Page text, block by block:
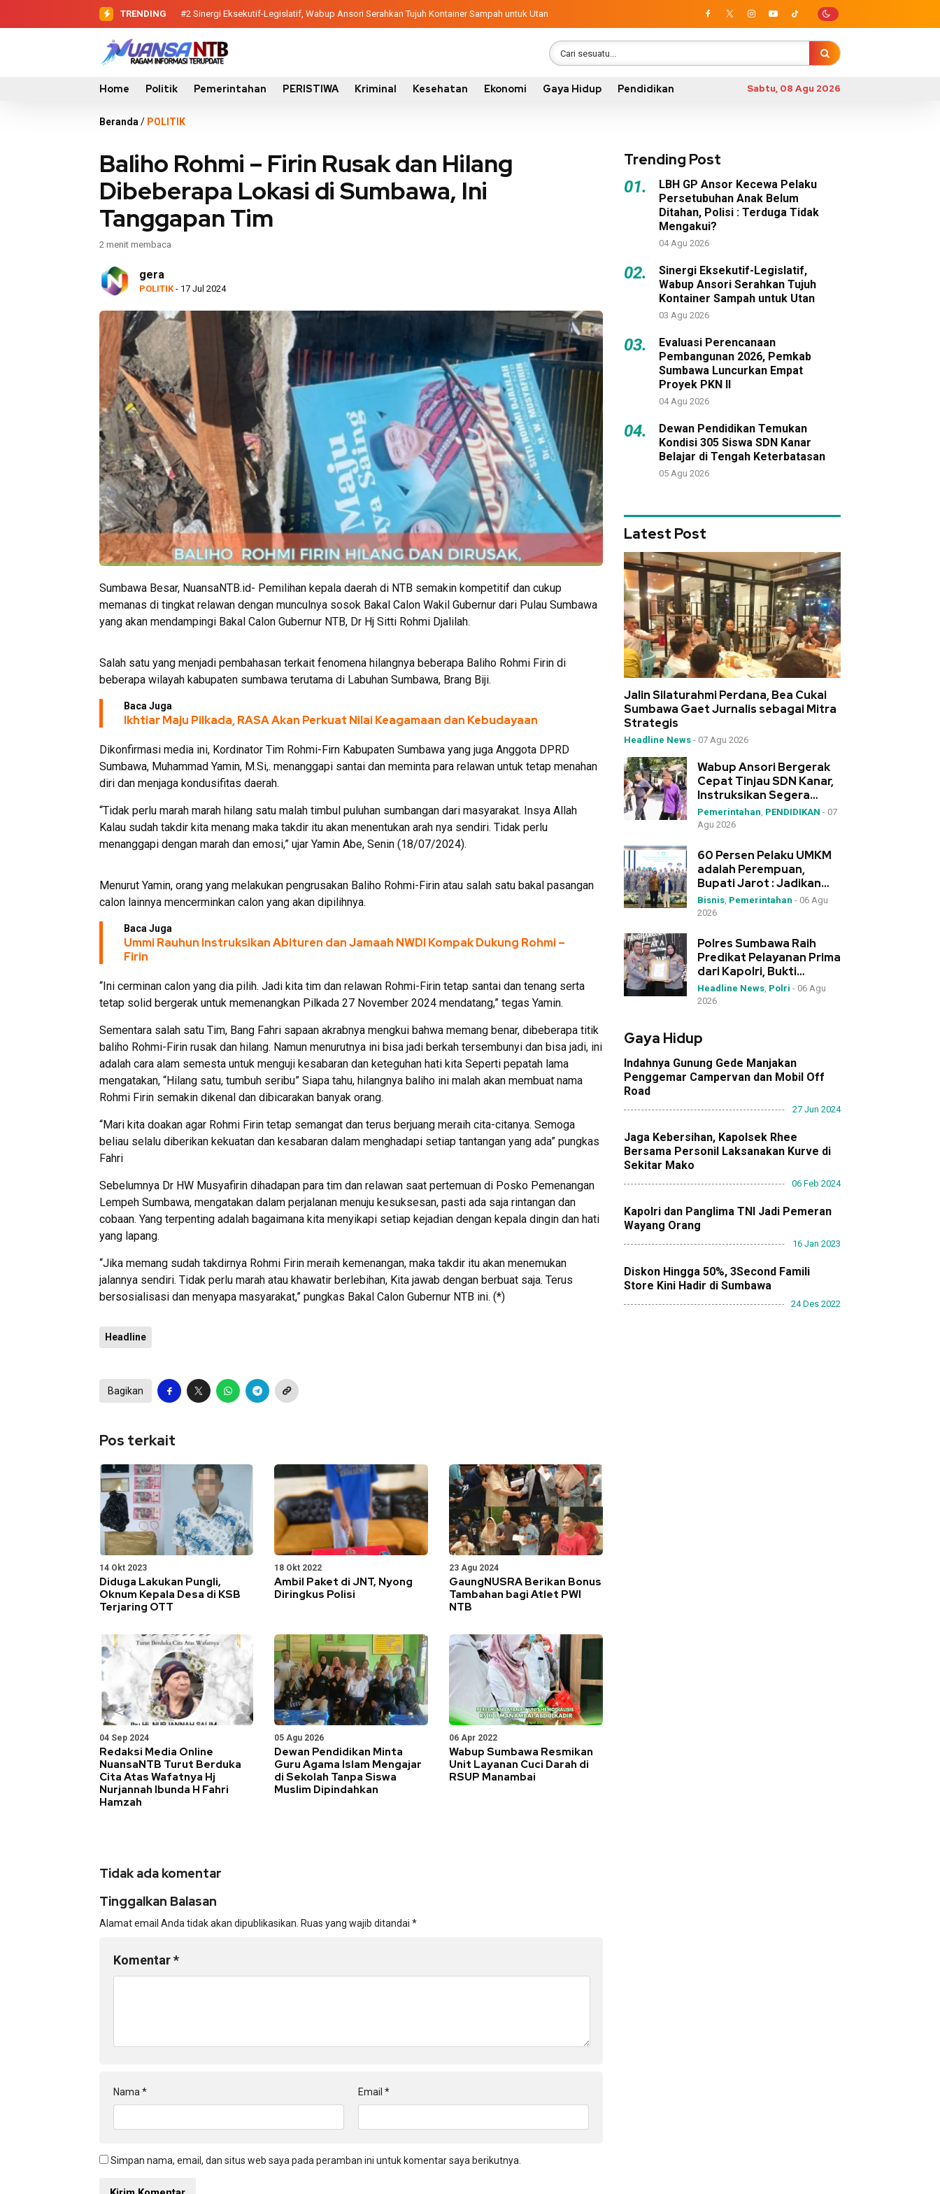
TRENDING #2 Sinergi Eksekutif-Legislatif, Wabup Ansori Serahkan Tujuh Kontainer Sampah untuk Utan
#3 Evaluasi Perencanaan Pembangunan 2026, Pemkab Sumbawa Luncurkan Empat Proyek PKN II
Home Politik Pemerintahan PERISTIWA Kriminal Kesehatan Ekonomi Gaya Hidup Pendidikan Sabtu, 08 Agu 2026
Beranda / POLITIK
Baliho Rohmi – Firin Rusak dan Hilang
Dibeberapa Lokasi di Sumbawa, Ini
Tanggapan Tim
2 menit membaca
gera
POLITIK - 17 Jul 2024
Sumbawa Besar, NuansaNTB.id- Pemilihan kepala daerah di NTB semakin kompetitif dan cukup
memanas di tingkat relawan dengan munculnya sosok Bakal Calon Wakil Gubernur dari Pulau Sumbawa
yang akan mendampingi Bakal Calon Gubernur NTB, Dr Hj Sitti Rohmi Djalilah.
Salah satu yang menjadi pembahasan terkait fenomena hilangnya beberapa Baliho Rohmi Firin di
beberapa wilayah kabupaten sumbawa terutama di Labuhan Sumbawa, Brang Biji.
Baca Juga
Ikhtiar Maju Pilkada, RASA Akan Perkuat Nilai Keagamaan dan Kebudayaan
Dikonfirmasi media ini, Kordinator Tim Rohmi-Firn Kabupaten Sumbawa yang juga Anggota DPRD
Sumbawa, Muhammad Yamin, M.Si,. menanggapi santai dan meminta para relawan untuk tetap menahan
diri dan menjaga kondusifitas daerah.
“Tidak perlu marah marah hilang satu malah timbul puluhan sumbangan dari masyarakat. Insya Allah
Kalau sudah takdir kita menang maka takdir itu akan menentukan arah nya sendiri. Tidak perlu
menanggapi dengan marah dan emosi,” ujar Yamin Abe, Senin (18/07/2024).
Menurut Yamin, orang yang melakukan pengrusakan Baliho Rohmi-Firin atau salah satu bakal pasangan
calon lainnya mencerminkan calon yang akan dipilihnya.
Baca Juga
Ummi Rauhun Instruksikan Abituren dan Jamaah NWDI Kompak Dukung Rohmi –
Firin
“Ini cerminan calon yang dia pilih. Jadi kita tim dan relawan Rohmi-Firin tetap santai dan tenang serta
tetap solid bergerak untuk memenangkan Pilkada 27 November 2024 mendatang,” tegas Yamin.
Sementara salah satu Tim, Bang Fahri sapaan akrabnya mengkui bahwa memang benar, dibeberapa titik
baliho Rohmi-Firin rusak dan hilang. Namun menurutnya ini bisa jadi berkah tersembunyi dan bisa jadi, ini
adalah cara alam semesta untuk menguji kesabaran dan keteguhan hati kita Seperti pepatah lama
mengatakan, “Hilang satu, tumbuh seribu” Siapa tahu, hilangnya baliho ini malah akan membuat nama
Rohmi Firin semakin dikenal dan dibicarakan banyak orang.
“Mari kita doakan agar Rohmi Firin tetap semangat dan terus berjuang meraih cita-citanya. Semoga
beliau selalu diberikan kekuatan dan kesabaran dalam menghadapi setiap tantangan yang ada” pungkas
Fahri
Sebelumnya Dr HW Musyafirin dihadapan para tim dan relawan saat pertemuan di Posko Pemenangan
Lempeh Sumbawa, mengatakan dalam perjalanan menuju kesuksesan, pasti ada saja rintangan dan
cobaan. Yang terpenting adalah bagaimana kita menyikapi setiap kejadian dengan kepala dingin dan hati
yang lapang.
“Jika memang sudah takdirnya Rohmi Firin meraih kemenangan, maka takdir itu akan menemukan
jalannya sendiri. Tidak perlu marah atau khawatir berlebihan, Kita jawab dengan berbuat saja. Terus
bersosialisasi dan menyapa masyarakat,” pungkas Bakal Calon Gubernur NTB ini. (*)
Headline
Bagikan
Pos terkait
14 Okt 2023
Diduga Lakukan Pungli,
Oknum Kepala Desa di KSB
Terjaring OTT
18 Okt 2022
Ambil Paket di JNT, Nyong
Diringkus Polisi
23 Agu 2024
GaungNUSRA Berikan Bonus
Tambahan bagi Atlet PWI
NTB
04 Sep 2024
Redaksi Media Online
NuansaNTB Turut Berduka
Cita Atas Wafatnya Hj
Nurjannah Ibunda H Fahri
Hamzah
05 Agu 2026
Dewan Pendidikan Minta
Guru Agama Islam Mengajar
di Sekolah Tanpa Siswa
Muslim Dipindahkan
06 Apr 2022
Wabup Sumbawa Resmikan
Unit Layanan Cuci Darah di
RSUP Manambai
Tidak ada komentar
Tinggalkan Balasan
Alamat email Anda tidak akan dipublikasikan. Ruas yang wajib ditandai *
Komentar*
Nama * Email *
Simpan nama, email, dan situs web saya pada peramban ini untuk komentar saya berikutnya.
Trending Post
01.
LBH GP Ansor Kecewa Pelaku
Persetubuhan Anak Belum
Ditahan, Polisi : Terduga Tidak
Mengakui?
04 Agu 2026
02.
Sinergi Eksekutif-Legislatif,
Wabup Ansori Serahkan Tujuh
Kontainer Sampah untuk Utan
03 Agu 2026
03.
Evaluasi Perencanaan
Pembangunan 2026, Pemkab
Sumbawa Luncurkan Empat
Proyek PKN II
04 Agu 2026
04.
Dewan Pendidikan Temukan
Kondisi 305 Siswa SDN Kanar
Belajar di Tengah Keterbatasan
05 Agu 2026
Latest Post
Jalin Silaturahmi Perdana, Bea Cukai
Sumbawa Gaet Jurnalis sebagai Mitra
Strategis
Headline News - 07 Agu 2026
Wabup Ansori Bergerak
Cepat Tinjau SDN Kanar,
Instruksikan Segera
Pengadaan Meja-Kursi
Pemerintahan, PENDIDIKAN - 07
Agu 2026
60 Persen Pelaku UMKM
adalah Perempuan,
Bupati Jarot : Jadikan
IWAPI Rumah Kolaborasi
Bisnis, Pemerintahan - 06 Agu
2026
Polres Sumbawa Raih
Predikat Pelayanan Prima
dari Kapolri, Bukti
Dedikasi Tinggi di
Rakernis Polda NTB
Headline News, Polri - 06 Agu
2026
Gaya Hidup
Indahnya Gunung Gede Manjakan
Penggemar Campervan dan Mobil Off
Road
27 Jun 2024
Jaga Kebersihan, Kapolsek Rhee
Bersama Personil Laksanakan Kurve di
Sekitar Mako
06 Feb 2024
Kapolri dan Panglima TNI Jadi Pemeran
Wayang Orang
16 Jan 2023
Diskon Hingga 50%, 3Second Famili
Store Kini Hadir di Sumbawa
24 Des 2022